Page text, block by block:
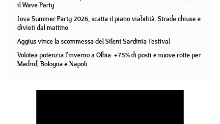
il Wave Party
Jova Summer Party 2026, scatta il piano viabilità. Strade chiuse e
divieti dal mattino
Aggius vince la scommessa del Silent Sardinia Festival
Volotea potenzia l'inverno a Olbia: +75% di posti e nuove rotte per
Madrid, Bologna e Napoli